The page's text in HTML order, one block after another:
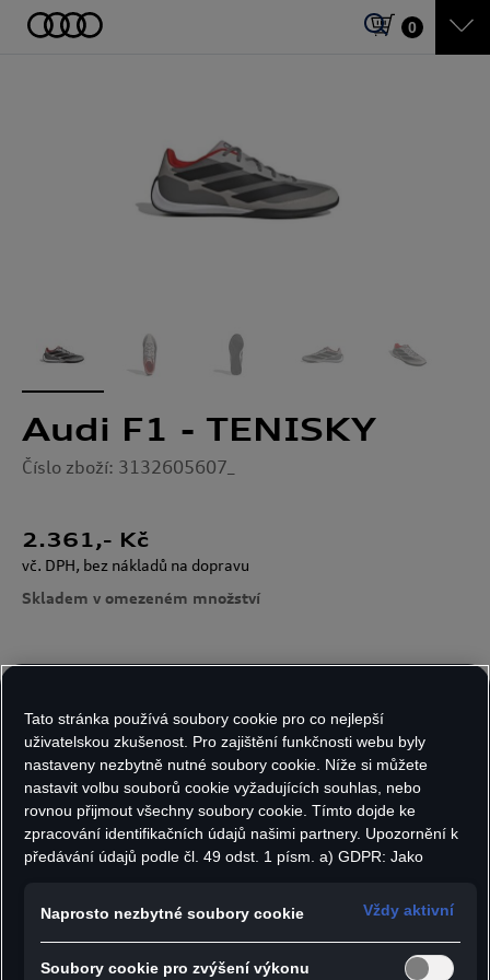
0
Audi F1 - TENISKY
Číslo zboží: 3132605607_
2.361,- Kč
vč. DPH, bez nákladů na dopravu
Skladem v omezeném množství
Do košíku
kombinují moderní design, lehkost a pohodlí,
které se přizpůsobí Vašemu přirozenému
Tato stránka používá soubory cookie pro co nejlepší
uživatelskou zkušenost. Pro zajištění funkčnosti webu byly
nastaveny nezbytně nutné soubory cookie. Níže si můžete
nastavit volbu souborů cookie vyžadujících souhlas, nebo
rovnou přijmout všechny soubory cookie. Tímto dojde ke
zpracování identifikačních údajů našimi partnery. Upozornění k
předávání údajů podle čl. 49 odst. 1 písm. a) GDPR: Jako
používán Google Analytics. Nelze vyloučit, že společnost
Google Ireland jako náš smluvní partner předává osobní údaje
do USA (zejména společnosti Google LLC). Ve Spojených
státech neexistuje úroveň ochrany osobních údajů věcně
Naprosto nezbytné soubory cookie Vždy aktivní
Soubory cookie pro zvýšení výkonu